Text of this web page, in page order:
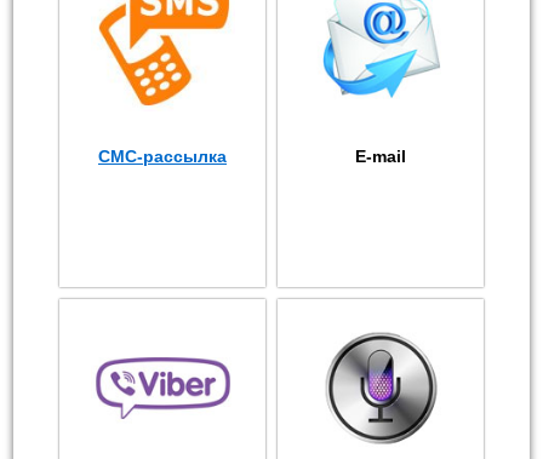
СМС-рассылка E-mail